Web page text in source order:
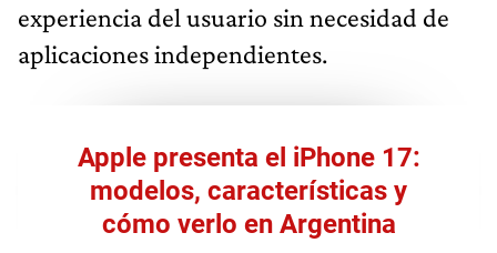
experiencia del usuario sin necesidad de
aplicaciones independientes.
Apple presenta el iPhone 17:
modelos, características y
cómo verlo en Argentina